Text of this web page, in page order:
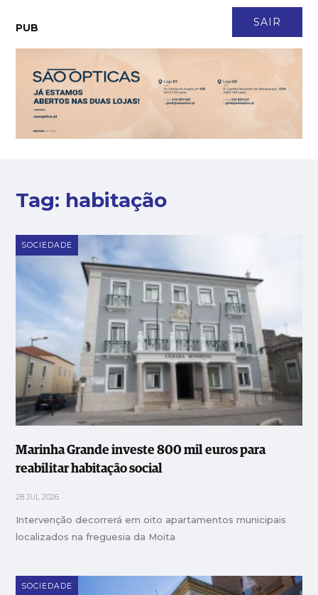
SAIR
PUB
Tag: habitação
SOCIEDADE
Marinha Grande investe 800 mil euros para
reabilitar habitação social
28 JUL 2026
Intervenção decorrerá em oito apartamentos municipais
localizados na freguesia da Moita
SOCIEDADE